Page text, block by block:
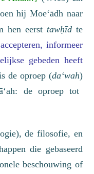
hij Moe‘ādh naar
hen eerst tawḥīdte
informeer
gebeden heeft
de oproep (da‘wah)
de oproep tot
), de filosofie, en
die gebaseerd
beschouwing of